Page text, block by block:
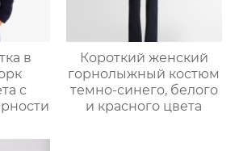
в
с
Короткий женский
горнолыжный костюм
темно-синего, белого
и красного цвета